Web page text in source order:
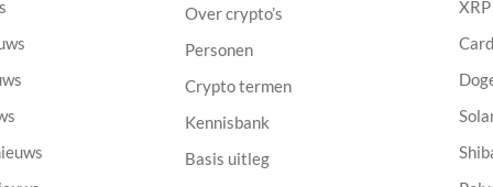
Over crypto’s
Personen
Crypto termen
Kennisbank
Basis uitleg
XRP